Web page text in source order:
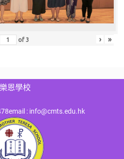
of3 › »
恩學校
email : info@cmts.edu.hk